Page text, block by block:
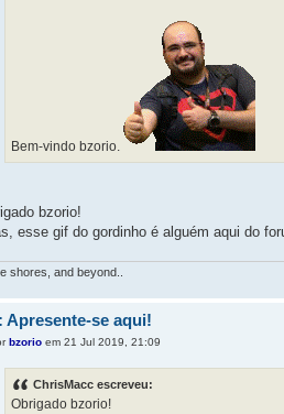
Bem-vindo bzorio.
bzorio!
esse gif do gordinho é alguém aqui do
shores, and beyond..
Apresente-se aqui!
bzorioem 21 Jul 2019, 21:09
ChrisMacc escreveu:
Obrigado bzorio!